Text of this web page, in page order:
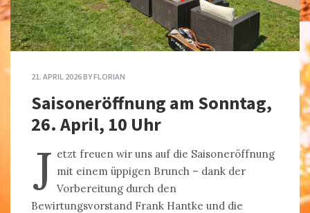
21. APRIL 2026BYFLORIAN
Saisoneröffnung am Sonntag,
26. April, 10 Uhr
J etzt freuen wir uns auf die Saisoneröffnung
mit einem üppigen Brunch – dank der
Vorbereitung durch den
Bewirtungsvorstand Frank Hantke und die